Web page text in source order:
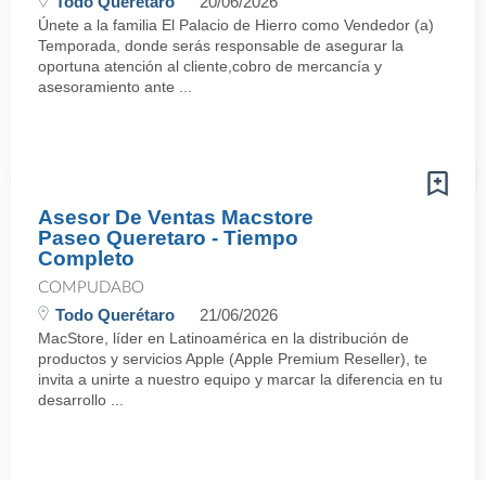
Únete a la familia El Palacio de Hierro como Vendedor (a)
Temporada, donde serás responsable de asegurar la
oportuna atención al cliente,cobro de mercancía y
asesoramiento ante ...
Asesor De Ventas Macstore
Paseo Queretaro - Tiempo
Completo
COMPUDABO
Todo Querétaro 21/06/2026
MacStore, líder en Latinoamérica en la distribución de
productos y servicios Apple (Apple Premium Reseller), te
invita a unirte a nuestro equipo y marcar la diferencia en tu
desarrollo ...